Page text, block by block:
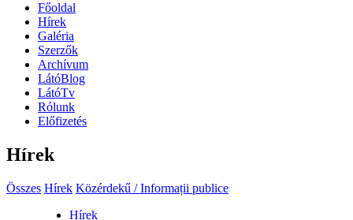
Főoldal
Hírek
Galéria
Szerzők
Archívum
LátóBlog
LátóTv
Rólunk
Előfizetés
Hírek
Összes Hírek Közérdekű / Informații publice
Hírek